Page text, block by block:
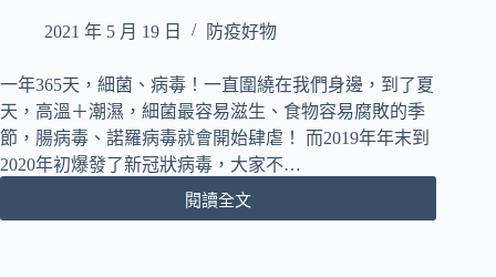
耗
每
年
現
省
＄3000
元
｜
2021 年 5 月 19 日 防疫好物
一年365天，細菌、病毒！一直圍繞在我們身邊，到了夏
天，高溫＋潮濕，細菌最容易滋生、食物容易腐敗的季
節，腸病毒、諾羅病毒就會開始肆虐！ 而2019年年末到
2020年初爆發了新冠狀病毒，大家不…
閱讀全文
病